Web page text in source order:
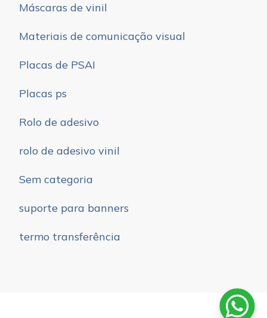
Máscaras de vinil
Materiais de comunicação visual
Placas de PSAI
Placas ps
Rolo de adesivo
rolo de adesivo vinil
Sem categoria
suporte para banners
termo transferência